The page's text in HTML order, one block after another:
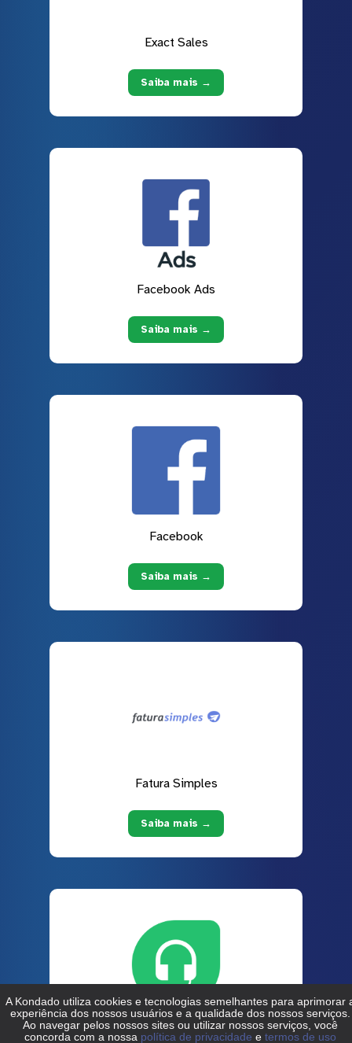
Exact Sales
Saiba mais →
Facebook Ads
Saiba mais →
Facebook
Saiba mais →
Fatura Simples
Saiba mais →
Freshdesk